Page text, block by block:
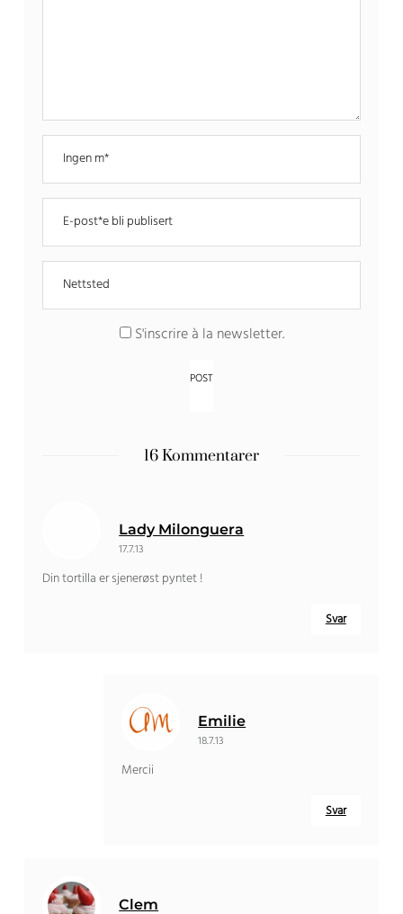
S'inscrire à la newsletter.
16 Kommentarer
Lady Milonguera
17.7.13
Din tortilla er sjenerøst pyntet !
Svar
Emilie
18.7.13
Mercii
Svar
Clem